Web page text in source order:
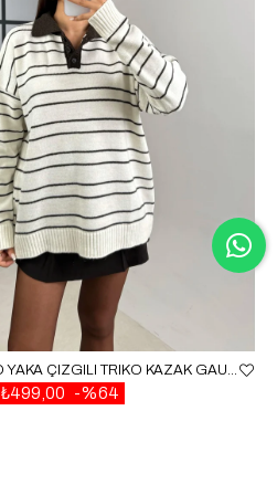
BEYAZ POLO YAKA ÇIZGILI TRIKO KAZAK GAUS-00601
%64
₺499,00